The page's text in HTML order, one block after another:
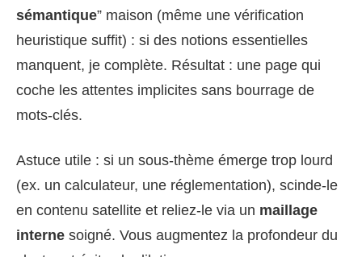
sémantique” maison (même une vérification
heuristique suffit) : si des notions essentielles
manquent, je complète. Résultat : une page qui
coche les attentes implicites sans bourrage de
mots-clés.
Astuce utile : si un sous-thème émerge trop lourd
(ex. un calculateur, une réglementation), scinde-le
en contenu satellite et reliez-le via un maillage
interne soigné. Vous augmentez la profondeur du